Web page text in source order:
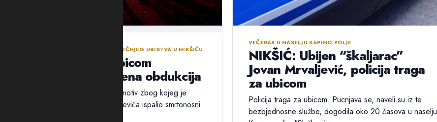
NASTAVLJENA ISTRAGA NAKON SINOĆNJEG UBISTVA U NIKŠIĆU
Policija traga za ubicom
Mrvaljevića, naložena obdukcija
Ni nakon 18 sati nije utvrđen ni motiv zbog kojeg je
ubica, navodno, u potiljak Mrvaljevića ispalio smrtonosni
VEČERAS U NASELJU KAPINO POLJE
NIKŠIĆ: Ubijen “škaljarac”
Jovan Mrvaljević, policija traga
za ubicom
Policija traga za ubicom. Pucnjava se, naveli su iz te
bezbjednosne službe, dogodila oko 20 časova u naselju